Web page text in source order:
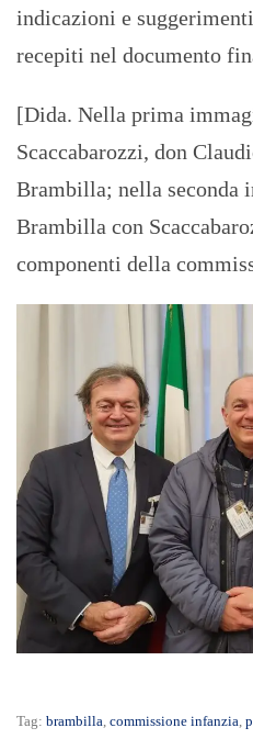
indicazioni e
recepiti nel documento
[Dida. Nella prima
Scaccabarozzi, don
Brambilla; nella seconda
Brambilla con
componenti della
Tag: brambilla, commissione infanzia,